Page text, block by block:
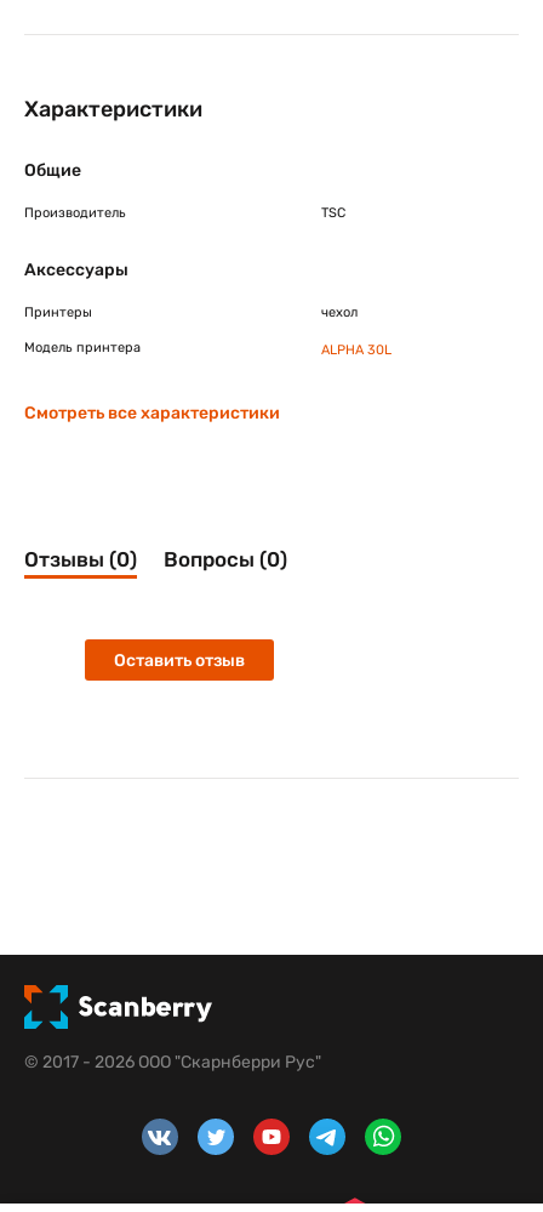
Характеристики
Общие
Производитель TSC
Аксессуары
Принтеры чехол
Модель принтера ALPHA 30L
Смотреть все характеристики
Отзывы (0) Вопросы (0)
Оставить отзыв
© 2017 - 2026 ООО "Скарнберри Рус"